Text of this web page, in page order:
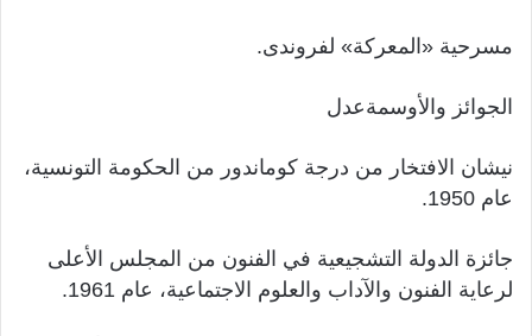
مسرحية «المعركة» لفروندى.
الجوائز والأوسمةعدل
نيشان الافتخار من درجة كوماندور من الحكومة التونسية،
عام 1950.
جائزة الدولة التشجيعية في الفنون من المجلس الأعلى
لرعاية الفنون والآداب والعلوم الاجتماعية، عام 1961.